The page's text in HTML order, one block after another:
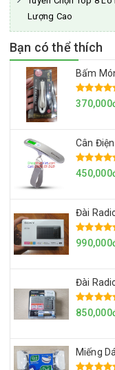
Lượng Cao
Bạn có thể thích